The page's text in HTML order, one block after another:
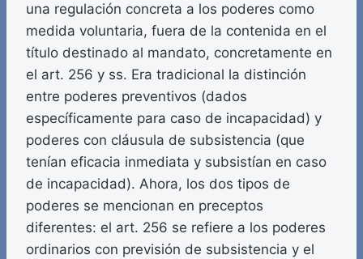
una regulación concreta a los poderes como
medida voluntaria, fuera de la contenida en el
título destinado al mandato, concretamente en
el art. 256 y ss. Era tradicional la distinción
entre poderes preventivos (dados
específicamente para caso de incapacidad) y
poderes con cláusula de subsistencia (que
tenían eficacia inmediata y subsistían en caso
de incapacidad). Ahora, los dos tipos de
poderes se mencionan en preceptos
diferentes: el art. 256 se refiere a los poderes
ordinarios con previsión de subsistencia y el